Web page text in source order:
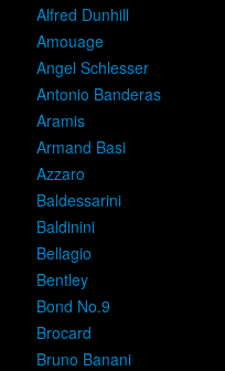
Alfred Dunhill
Amouage
Angel Schlesser
Antonio Banderas
Aramis
Armand Basi
Azzaro
Baldessarini
Baldinini
Bellagio
Bentley
Bond No.9
Brocard
Bruno Banani